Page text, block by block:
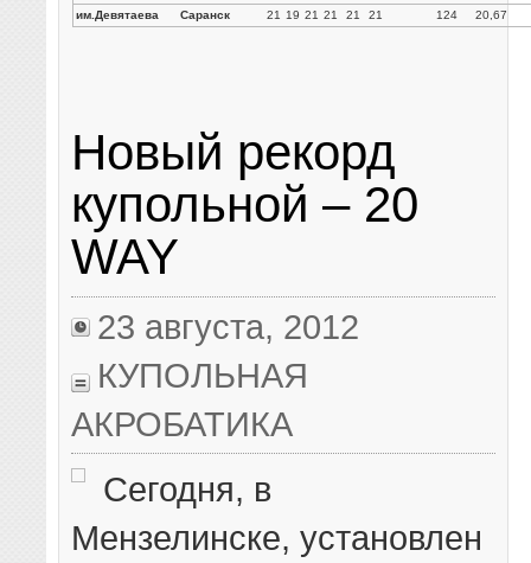
им.Девятаева Саранск 21 19 21 21 21 21 124 20,67
Новый рекорд
купольной – 20
WAY
23 августа, 2012
КУПОЛЬНАЯ
АКРОБАТИКА
Сегодня, в
Мензелинске, установлен